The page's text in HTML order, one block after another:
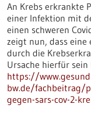
An Krebs erkrankte
einer Infektion mit
einen schweren
zeigt nun, dass
durch die
Ursache hierfür sein
https://
bw.de/fachbeitrag/
gegen-sars-cov-2-